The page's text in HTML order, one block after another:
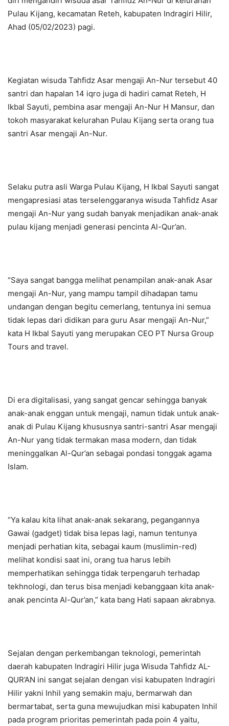
Pulau Kijang, kecamatan Reteh, kabupaten Indragiri Hilir,
Ahad (05/02/2023) pagi.
Kegiatan wisuda Tahfidz Asar mengaji An-Nur tersebut 40
santri dan hapalan 14 iqro juga di hadiri camat Reteh, H
Ikbal Sayuti, pembina asar mengaji An-Nur H Mansur, dan
tokoh masyarakat kelurahan Pulau Kijang serta orang tua
santri Asar mengaji An-Nur.
Selaku putra asli Warga Pulau Kijang, H Ikbal Sayuti sangat
mengapresiasi atas terselenggaranya wisuda Tahfidz Asar
mengaji An-Nur yang sudah banyak menjadikan anak-anak
pulau kijang menjadi generasi pencinta Al-Qur’an.
“Saya sangat bangga melihat penampilan anak-anak Asar
mengaji An-Nur, yang mampu tampil dihadapan tamu
undangan dengan begitu cemerlang, tentunya ini semua
tidak lepas dari didikan para guru Asar mengaji An-Nur,”
kata H Ikbal Sayuti yang merupakan CEO PT Nursa Group
Tours and travel.
Di era digitalisasi, yang sangat gencar sehingga banyak
anak-anak enggan untuk mengaji, namun tidak untuk anak-
anak di Pulau Kijang khususnya santri-santri Asar mengaji
An-Nur yang tidak termakan masa modern, dan tidak
meninggalkan Al-Qur’an sebagai pondasi tonggak agama
Islam.
“Ya kalau kita lihat anak-anak sekarang, pegangannya
Gawai (gadget) tidak bisa lepas lagi, namun tentunya
menjadi perhatian kita, sebagai kaum (muslimin-red)
melihat kondisi saat ini, orang tua harus lebih
memperhatikan sehingga tidak terpengaruh terhadap
tekhnologi, dan terus bisa menjadi kebanggaan kita anak-
anak pencinta Al-Qur’an,” kata bang Hati sapaan akrabnya.
Sejalan dengan perkembangan teknologi, pemerintah
daerah kabupaten Indragiri Hilir juga Wisuda Tahfidz AL-
QUR’AN ini sangat sejalan dengan visi kabupaten Indragiri
Hilir yakni Inhil yang semakin maju, bermarwah dan
bermartabat, serta guna mewujudkan misi kabupaten Inhil
pada program prioritas pemerintah pada poin 4 yaitu,